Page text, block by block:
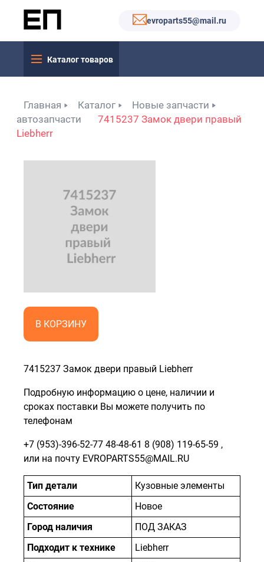
evroparts55@mail.ru
Каталог товаров
Главная Каталог
Новые запчасти
автозапчасти
7415237 Замок двери правый
Liebherr
В КОРЗИНУ
7415237 Замок двери правый Liebherr
Подробную информацию о цене, наличии и
сроках поставки Вы можете получить по
телефонам
+7 (953)-396-52-77 48-48-61 8 (908) 119-65-59 ,
или на почту EVROPARTS55@MAIL.RU
Тип детали
Кузовные элементы
Состояние
Новое
Город наличия
ПОД ЗАКАЗ
Подходит к технике
Liebherr